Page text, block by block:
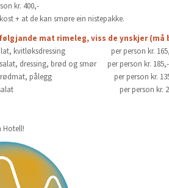
kr. 400,-
+ at de kan smøre ein nistepakke.
mat rimeleg, viss de ynskjer
salat, kvitløksdressing per person kr.
dressing, brød og smør per person kr. 185,-
brødmat, pålegg per person kr.
ris og salat per person kr.
Hotell!